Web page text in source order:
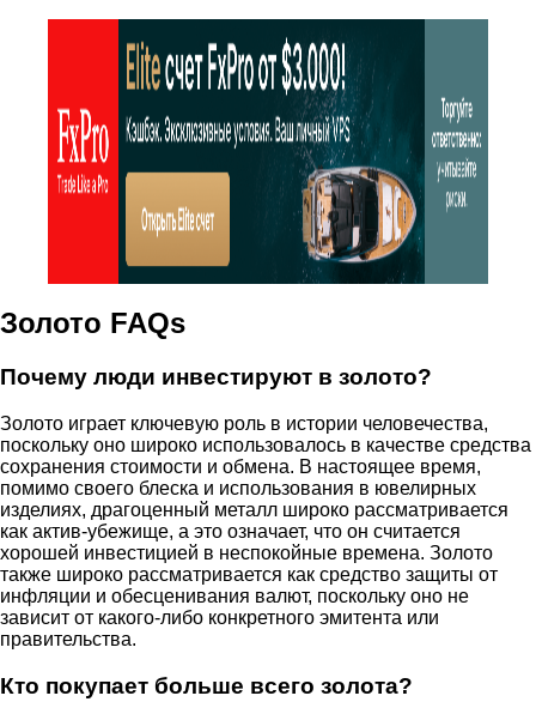
Золото FAQs
Почему люди инвестируют в золото?
Золото играет ключевую роль в истории человечества,
поскольку оно широко использовалось в качестве средства
сохранения стоимости и обмена. В настоящее время,
помимо своего блеска и использования в ювелирных
изделиях, драгоценный металл широко рассматривается
как актив-убежище, а это означает, что он считается
хорошей инвестицией в неспокойные времена. Золото
также широко рассматривается как средство защиты от
инфляции и обесценивания валют, поскольку оно не
зависит от какого-либо конкретного эмитента или
правительства.
Кто покупает больше всего золота?